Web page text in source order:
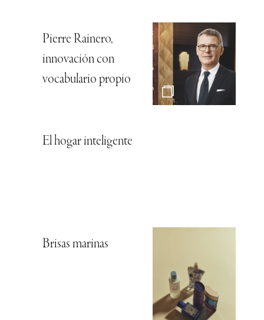
Pierre Rainero,
innovación con
vocabulario propio
El hogar inteligente
Brisas marinas